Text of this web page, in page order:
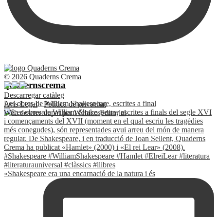
quadernscrema
Les obres de William Shakespeare, escrites a final
«Shakespeare era una encarnació de la natura i és
© 2026 Quaderns Crema
Descarregar catàleg
Avís Legal·Política de privacitat
Web desenvolupat perWébico Editorial